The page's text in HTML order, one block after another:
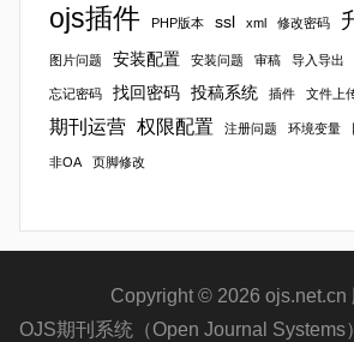
ojs插件 PHP版本 ssl xml 修改密码
图片问题 安装配置 安装问题 审稿 导入导出
忘记密码 找回密码 投稿系统 插件 文件上
期刊运营 权限配置 注册问题 环境变量
非OA 页脚修改
Copyright © 2026 ojs.net.cn
OJS期刊系统（Open Journal Systems